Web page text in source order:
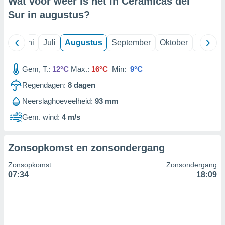
Sur in augustus?
Juni Juli Augustus September Oktober
Gem, T.: 12°C Max.: 16°C Min: 9°C
Regendagen: 8 dagen
Neerslaghoeveelheid: 93 mm
Gem. wind: 4 m/s
Zonsopkomst en zonsondergang
Zonsopkomst
07:34
Zonsondergang
18:09